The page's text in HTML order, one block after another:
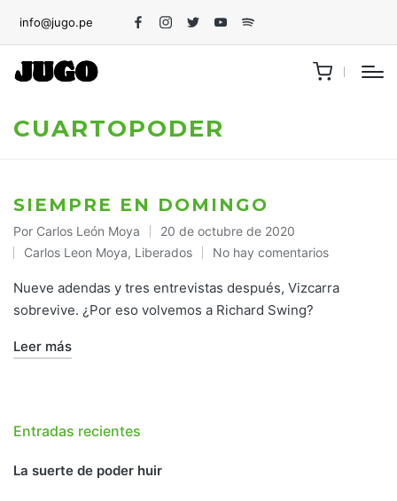
info@jugo.pe
FacebookInstagram
TwitterYoutubeSpotify
CUARTOPODER
SIEMPRE EN DOMINGO
Publicado
por
Por Carlos León Moya 20 de octubre de 2020
Publicado
en
Carlos Leon Moya, Liberados No hay comentarios
Nueve adendas y tres entrevistas después, Vizcarra
sobrevive. ¿Por eso volvemos a Richard Swing?
Leer más
Entradas recientes
La suerte de poder huir